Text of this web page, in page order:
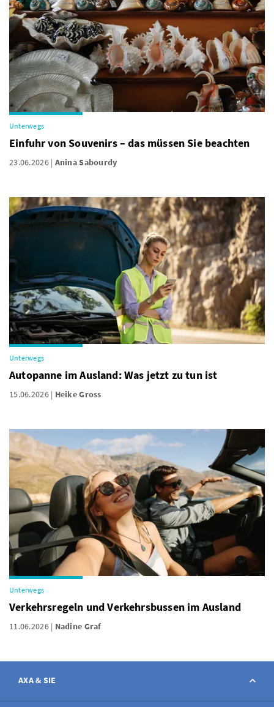
Unterwegs
Einfuhr von Souvenirs – das müssen Sie beachten
23.06.2026 Anina Sabourdy
Unterwegs
Autopanne im Ausland: Was jetzt zu tun ist
15.06.2026 Heike Gross
Unterwegs
Verkehrsregeln und Verkehrsbussen im Ausland
11.06.2026 Nadine Graf
AXA & SIE